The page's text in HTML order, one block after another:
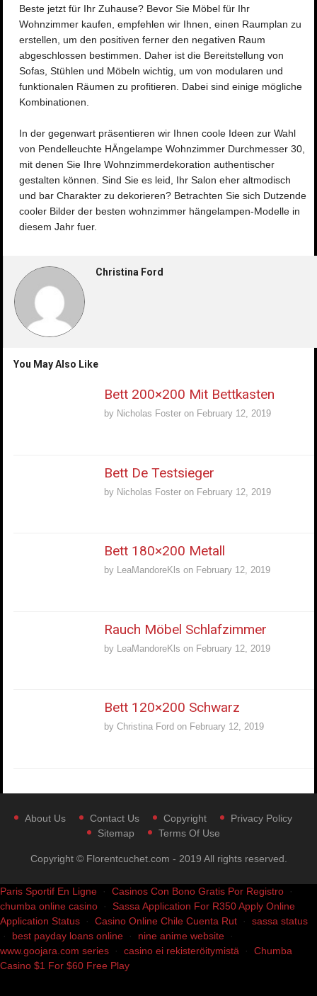
Beste jetzt für Ihr Zuhause? Bevor Sie Möbel für Ihr
Wohnzimmer kaufen, empfehlen wir Ihnen, einen Raumplan zu
erstellen, um den positiven ferner den negativen Raum
abgeschlossen bestimmen. Daher ist die Bereitstellung von
Sofas, Stühlen und Möbeln wichtig, um von modularen und
funktionalen Räumen zu profitieren. Dabei sind einige mögliche
Kombinationen.
In der gegenwart präsentieren wir Ihnen coole Ideen zur Wahl
von Pendelleuchte HÄngelampe Wohnzimmer Durchmesser 30,
mit denen Sie Ihre Wohnzimmerdekoration authentischer
gestalten können. Sind Sie es leid, Ihr Salon eher altmodisch
und bar Charakter zu dekorieren? Betrachten Sie sich Dutzende
cooler Bilder der besten wohnzimmer hängelampen-Modelle in
diesem Jahr fuer.
Christina Ford
You May Also Like
Bett 200×200 Mit Bettkasten
by Nicholas Foster on February 12, 2019
Bett De Testsieger
by Nicholas Foster on February 12, 2019
Bett 180×200 Metall
by LeaMandoreKls on February 12, 2019
Rauch Möbel Schlafzimmer
by LeaMandoreKls on February 12, 2019
Bett 120×200 Schwarz
by Christina Ford on February 12, 2019
About Us Contact Us Copyright
Privacy Policy
Sitemap
Terms Of Use
Copyright © Florentcuchet.com - 2019 All rights reserved.
Paris Sportif En Ligne · Casinos Con Bono Gratis Por Registro ·
chumba online casino · Sassa Application For R350 Apply Online
Application Status · Casino Online Chile Cuenta Rut · sassa status
· best payday loans online · nine anime website ·
www.goojara.com series · casino ei rekisteröitymistä · Chumba
Casino $1 For $60 Free Play